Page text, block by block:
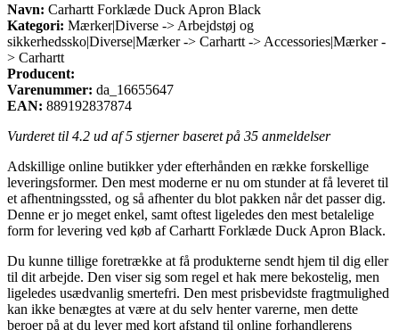
Navn: Carhartt Forklæde Duck Apron Black
Kategori: Mærker|Diverse -> Arbejdstøj og
sikkerhedssko|Diverse|Mærker -> Carhartt -> Accessories|Mærker -
> Carhartt
Producent:
Varenummer: da_16655647
EAN: 889192837874
Vurderet til 4.2 ud af 5 stjerner baseret på 35 anmeldelser
Adskillige online butikker yder efterhånden en række forskellige
leveringsformer. Den mest moderne er nu om stunder at få leveret til
et afhentningssted, og så afhenter du blot pakken når det passer dig.
Denne er jo meget enkel, samt oftest ligeledes den mest betalelige
form for levering ved køb af Carhartt Forklæde Duck Apron Black.
Du kunne tillige foretrække at få produkterne sendt hjem til dig eller
til dit arbejde. Den viser sig som regel et hak mere bekostelig, men
ligeledes usædvanlig smertefri. Den mest prisbevidste fragtmulighed
kan ikke benægtes at være at du selv henter varerne, men dette
beroer på at du lever med kort afstand til online forhandlerens